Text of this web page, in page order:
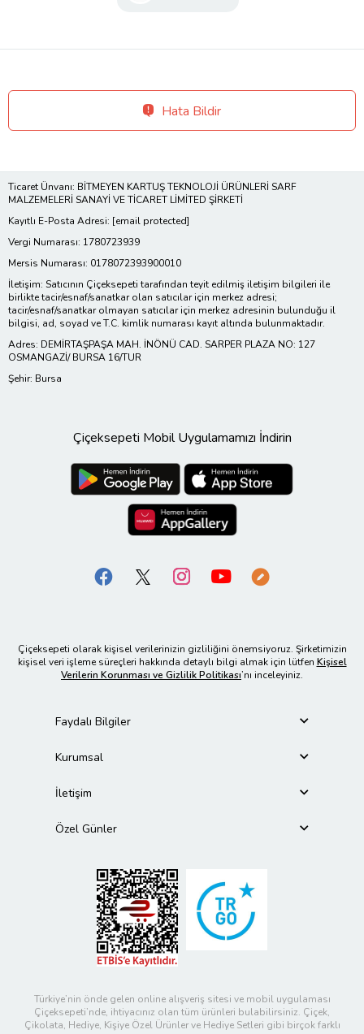
Hata Bildir
Ticaret Ünvanı: BİTMEYEN KARTUŞ TEKNOLOJİ ÜRÜNLERİ SARF
MALZEMELERİ SANAYİ VE TİCARET LİMİTED ŞİRKETİ
Kayıtlı E-Posta Adresi: [email protected]
Vergi Numarası: 1780723939
Mersis Numarası: 0178072393900010
İletişim: Satıcının Çiçeksepeti tarafından teyit edilmiş iletişim bilgileri ile
birlikte tacir/esnaf/sanatkar olan satıcılar için merkez adresi;
tacir/esnaf/sanatkar olmayan satıcılar için merkez adresinin bulunduğu il
bilgisi, ad, soyad ve T.C. kimlik numarası kayıt altında bulunmaktadır.
Adres: DEMİRTAŞPAŞA MAH. İNÖNÜ CAD. SARPER PLAZA NO: 127
OSMANGAZİ/ BURSA 16/TUR
Şehir: Bursa
Çiçeksepeti Mobil Uygulamamızı İndirin
Çiçeksepeti olarak kişisel verilerinizin gizliliğini önemsiyoruz. Şirketimizin
kişisel veri işleme süreçleri hakkında detaylı bilgi almak için lütfen Kişisel
Verilerin Korunması ve Gizlilik Politikası’nı inceleyiniz.
Faydalı Bilgiler
Kurumsal
İletişim
Özel Günler
Türkiye’nin önde gelen online alışveriş sitesi ve mobil uygulaması
Çiçeksepeti’nde, ihtiyacınız olan tüm ürünleri bulabilirsiniz. Çiçek,
Çikolata, Hediye, Kişiye Özel Ürünler ve Hediye Setleri gibi birçok farklı